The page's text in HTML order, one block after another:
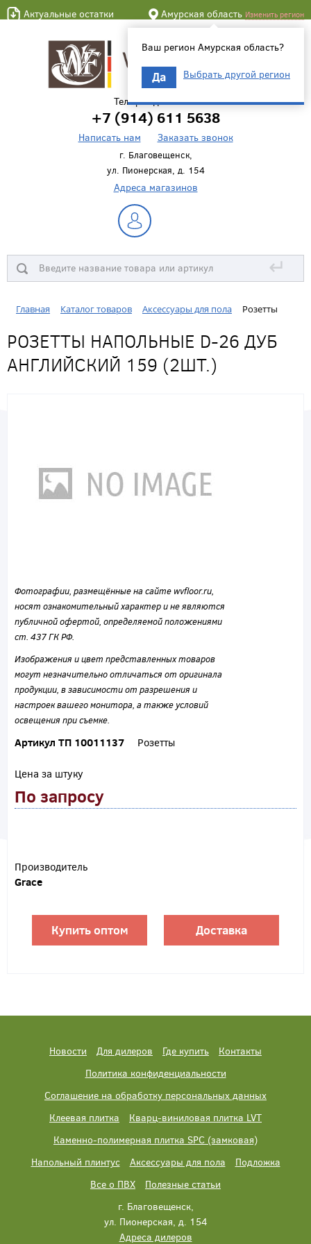
Актуальные остатки Амурская область Изменить регион
Ваш регион Амурская область?
Да Выбрать другой регион
Телефон для связи
+7 (914) 611 5638
Написать нам Заказать звонок
г. Благовещенск,
ул. Пионерская, д. 154
Адреса магазинов
↵
Главная Каталог товаров Аксессуары для пола Розетты
РОЗЕТТЫ НАПОЛЬНЫЕ D-26 ДУБ
АНГЛИЙСКИЙ 159 (2ШТ.)
Фотографии, размещённые на сайте wvfloor.ru,
носят ознакомительный характер и не являются
публичной офертой, определяемой положениями
ст. 437 ГК РФ.
Изображения и цвет представленных товаров
могут незначительно отличаться от оригинала
продукции, в зависимости от разрешения и
настроек вашего монитора, а также условий
освещения при съемке.
Артикул ТП 10011137 Розетты
Цена за штуку
По запросу
Производитель
Grace
Купить оптом Доставка
Новости Для дилеров Где купить
Контакты
Политика конфиденциальности
Соглашение на обработку персональных данных
Клеевая плитка
Кварц-виниловая плитка LVT
Каменно-полимерная плитка SPC (замковая)
Напольный плинтус
Аксессуары для пола
Подложка
Все о ПВХ
Полезные статьи
г. Благовещенск,
ул. Пионерская, д. 154
Адреса дилеров